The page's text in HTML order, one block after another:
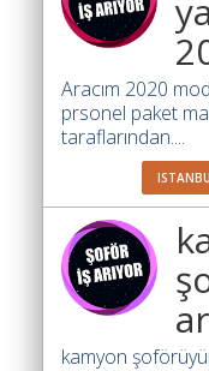
arayanlar
Bul
Ajandam
Hakkımızda
İletişim
Aracım 2020
prsonel paket
taraflarından....
kamyon